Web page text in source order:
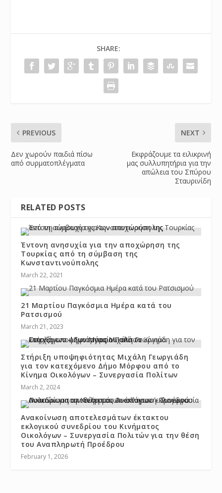
SHARE:
PREVIOUS
Δεν χωρούν παιδιά πίσω
από συρματοπλέγματα
NEXT
Εκφράζουμε τα ειλικρινή
μας συλλυπητήρια για την
απώλεια του Σπύρου
Σταυρινίδη
RELATED POSTS
Έντονη ανησυχία για την αποχώρηση της
Τουρκίας από τη σύμβαση της
Κωνσταντινούπολης
March 22, 2021
21 Μαρτίου Παγκόσμια Ημέρα κατά του
Ρατσισμού
March 21, 2023
Στήριξη υποψηφιότητας Μιχάλη Γεωργιάδη
για τον κατεχόμενο Δήμο Μόρφου από το
Κίνημα Οικολόγων – Συνεργασία Πολίτων
March 2, 2024
Ανακοίνωση αποτελεσμάτων έκτακτου
εκλογικού συνεδρίου του Κινήματος
Οικολόγων – Συνεργασία Πολιτών για την θέση
του Αναπληρωτή Προέδρου
February 1, 2026